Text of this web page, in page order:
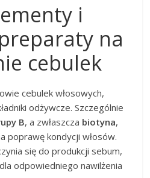
i
na
cebulek
cebulek włosowych,
odżywcze. Szczególnie
B, a zwłaszcza biotyna,
poprawę kondycji włosów.
się do produkcji sebum,
odpowiedniego nawilżenia